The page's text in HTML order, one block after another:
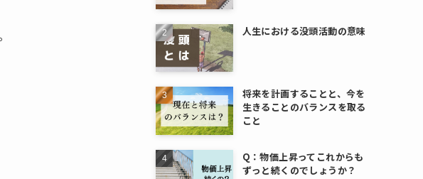
人生における没頭活動の意味
将来を計画することと、今を
生きることのバランスを取る
こと
Q：物価上昇ってこれからも
ずっと続くのでしょうか？